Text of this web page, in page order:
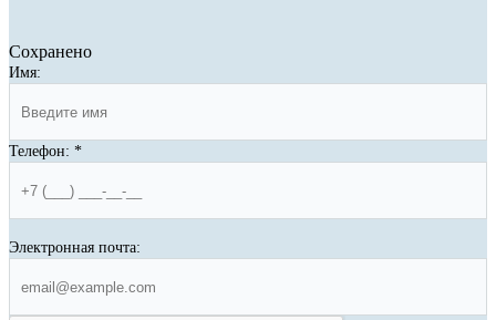
Сохранено
Имя:
Телефон: *
Электронная почта: